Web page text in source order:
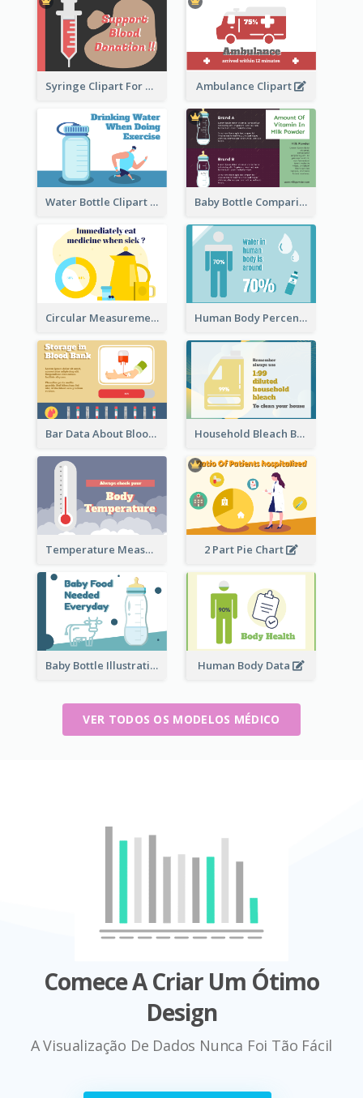
Syringe Clipart For Blood Donation Ambulance Clipart
Water Bottle Clipart Baby Bottle Comparison Information
Circular Measurement Of 2 Group Human Body Percentage Clipart
Bar Data About Blood Donation Household Bleach Bottle
Temperature Measurement 2 Part Pie Chart
Baby Bottle Illustration Human Body Data
VER TODOS OS MODELOS MÉDICO
Comece A Criar Um Ótimo
Design
A Visualização De Dados Nunca Foi Tão Fácil